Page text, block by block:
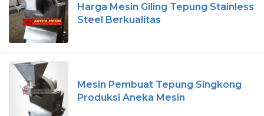
Harga Mesin Giling Tepung Stainless
Steel Berkualitas
Mesin Pembuat Tepung Singkong
Produksi Aneka Mesin